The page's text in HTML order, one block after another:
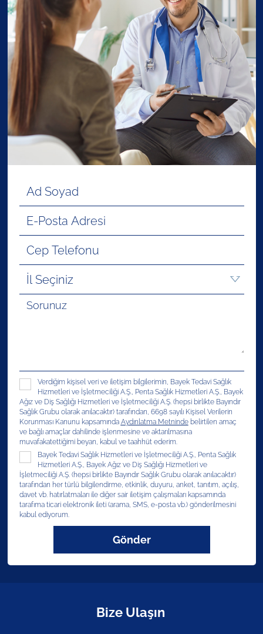
Verdiğim kişisel veri ve iletişim bilgilerimin, Bayek Tedavi Sağlık
Hizmetleri ve İşletmeciliği A.Ş., Penta Sağlık Hizmetleri A.Ş., Bayek
Ağız ve Diş Sağlığı Hizmetleri ve İşletmeciliği A.Ş. (hepsi birlikte Bayındır
Sağlık Grubu olarak anılacaktır) tarafından, 6698 sayılı Kişisel Verilerin
Korunması Kanunu kapsamında Aydınlatma Metnindebelirtilen amaç
ve bağlı amaçlar dahilinde işlenmesine ve aktarılmasına
muvafakatettiğimi beyan, kabul ve taahhüt ederim.
Bayek Tedavi Sağlık Hizmetleri ve İşletmeciliği A.Ş., Penta Sağlık
Hizmetleri A.Ş., Bayek Ağız ve Diş Sağlığı Hizmetleri ve
İşletmeciliği A.Ş. (hepsi birlikte Bayındır Sağlık Grubu olarak anılacaktır)
tarafından her türlü bilgilendirme, etkinlik, duyuru, anket, tanıtım, açılış,
davet vb. hatırlatmaları ile diğer sair iletişim çalışmaları kapsamında
tarafıma ticari elektronik ileti (arama, SMS, e-posta vb.) gönderilmesini
kabul ediyorum.
Gönder
Bize Ulaşın